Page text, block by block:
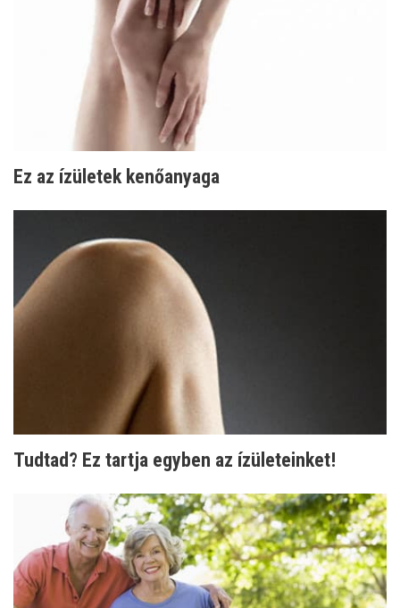
Ez az ízületek kenőanyaga
Tudtad? Ez tartja egyben az ízületeinket!